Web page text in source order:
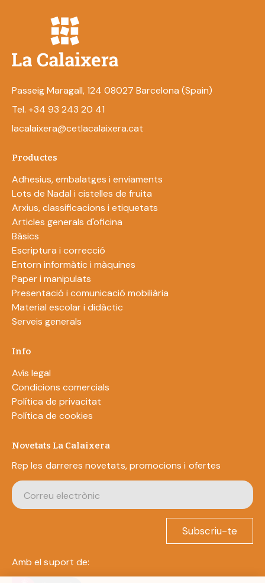
Passeig Maragall, 124 08027 Barcelona (Spain)
Tel. +34 93 243 20 41
lacalaixera@cetlacalaixera.cat
Productes
Adhesius, embalatges i enviaments
Lots de Nadal i cistelles de fruita
Arxius, classificacions i etiquetats
Articles generals d'oficina
Bàsics
Escriptura i correcció
Entorn informàtic i màquines
Paper i manipulats
Presentació i comunicació mobiliària
Material escolar i didàctic
Serveis generals
Info
Avís legal
Condicions comercials
Política de privacitat
Política de cookies
Novetats La Calaixera
Rep les darreres novetats, promocions i ofertes
Subscriu-te
Amb el suport de: